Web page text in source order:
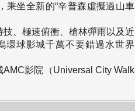
乘坐全新的“辛普森虛擬過山車
、極速俯衝、槍林彈雨以及近
環球影城千萬不要錯過水世界
影院（Universal City Walk